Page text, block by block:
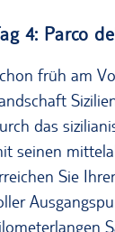
4: Parco
früh am
das
seinen
Sie